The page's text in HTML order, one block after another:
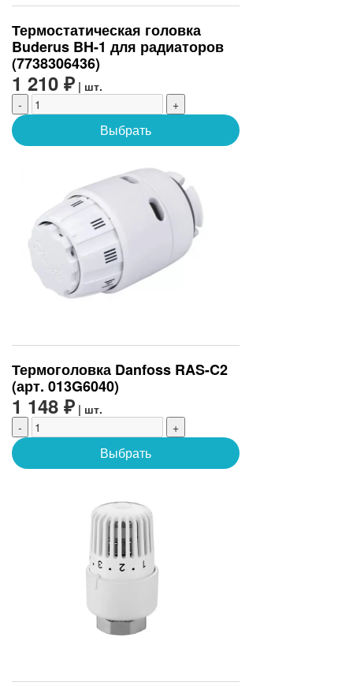
Термостатическая головка
Buderus BH-1 для радиаторов
(7738306436)
1 210 ₽ | шт.
-
+
Выбрать
Термоголовка Danfoss RAS-C2
(арт. 013G6040)
1 148 ₽ | шт.
-
+
Выбрать